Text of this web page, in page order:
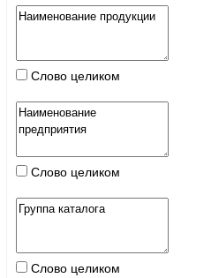
Слово целиком
Слово целиком
Слово целиком